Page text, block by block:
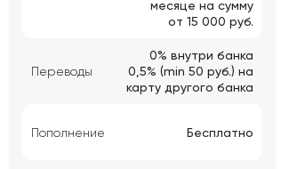
месяце на сумму
от 15 000 руб.
Переводы
0% внутри банка
0,5% (min 50 руб.) на
карту другого банка
Пополнение Бесплатно